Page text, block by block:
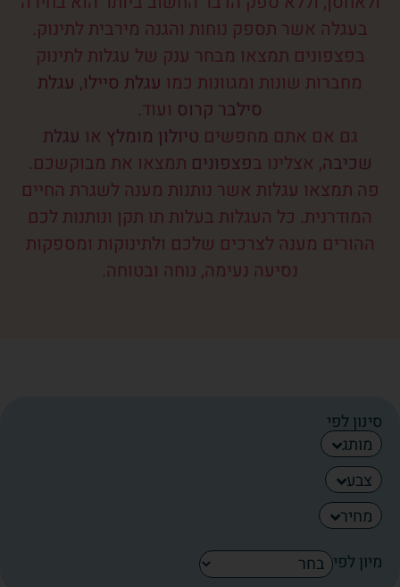
בעגלה אשר תספק נוחות והגנה מירבית לתינוק.
בפצפונים תמצאו מבחר ענק של עגלות לתינוק
מחברות שונות ומגוונות כמו עגלת סיילו, עגלת
סילבר קרוס ועוד.
גם אם אתם מחפשים טיולון מומלץ או עגלת
שכיבה, אצלינו בפצפונים תמצאו את מבוקשכם.
פה תמצאו עגלות אשר נותנות מענה לשגרת החיים
המודרנית. כל העגלות בעלות תו תקן ונותנות לכם
ההורים מענה לצרכים שלכם ולתינוקות ומספקות
נסיעה נעימה, נוחה ובטוחה.
סינון לפי
מותג
צבע
מחיר
מיון לפי